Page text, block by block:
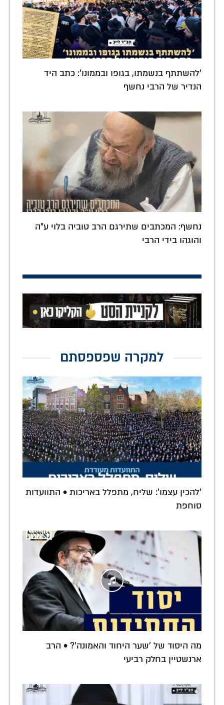
'להשתתף בנשמתו, בגופו ובממונו': כתב היד
הנדיר של הרבי נחשף
נחשף: המכתבים שתירגם הרב טוביה בלוי ע"ה
והוגהו בידי הרבי
למקרה שפספסתם
'להכין עצמו': שליח, מתפלל באריכות • התוועדות
סוחפת
מה היסוד של 'שער היחוד והאמונה'? • הרב
ארנשטיין בחלק רביעי